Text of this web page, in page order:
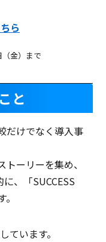
ら
金）まで
と
だけでなく導入事
ーリーを集め、
、「SUCCESS
ています。